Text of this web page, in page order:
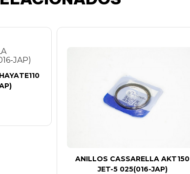
ANILLOS CASSARELLA AKT150
JET-5 025(016-JAP)